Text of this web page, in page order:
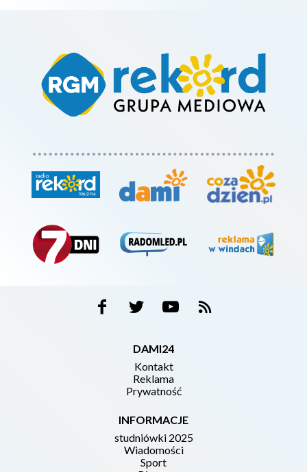
DAMI24
Kontakt
Reklama
Prywatność
INFORMACJE
studniówki 2025
Wiadomości
Sport